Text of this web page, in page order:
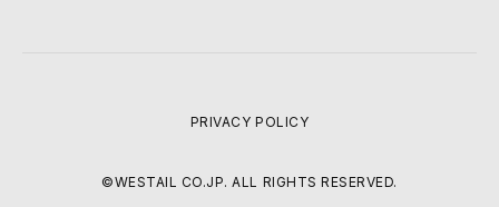
PRIVACY POLICY
©WESTAIL CO.JP. ALL RIGHTS RESERVED.